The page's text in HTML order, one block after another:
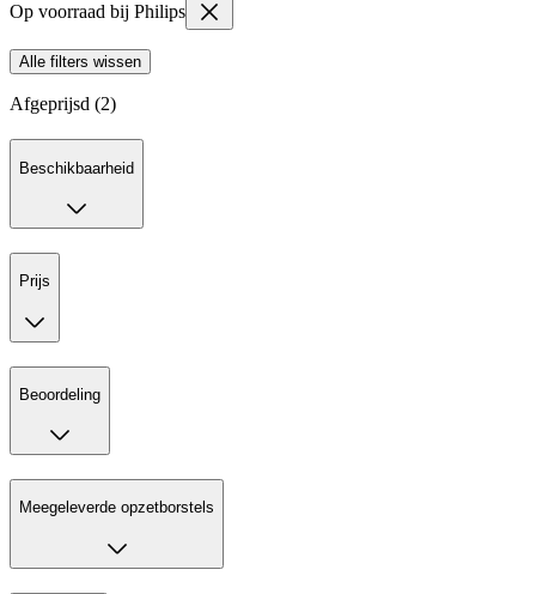
Op voorraad bij Philips
Alle filters wissen
Afgeprijsd (2)
Beschikbaarheid
Prijs
Beoordeling
Meegeleverde opzetborstels